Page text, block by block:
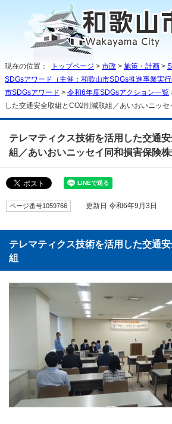
現在の位置： トップページ > 市政 > 施策・計画 >
SDGsアワード（主催：和歌山市SDGs推進事業実行
市SDGsアワード > 令和6年度SDGsアクション一覧
した交通安全取組とCO2削減取組／あいおいニッ
テレマティクス技術を活用した交通
組／あいおいニッセイ同和損害保険
ページ番号1059766 更新日 令和6年9月3日
テレマティクス技術を活用した交通
組